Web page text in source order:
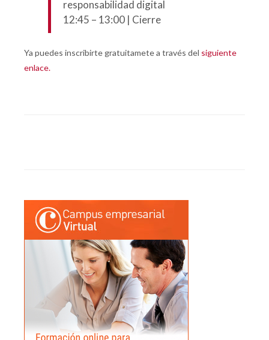
responsabilidad digital
12:45 – 13:00 | Cierre
Ya puedes inscribirte gratuitamete a través del siguiente
enlace.